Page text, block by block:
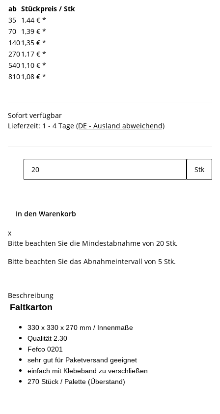
ab Stückpreis / Stk
35 1,44 € *
70 1,39 € *
1401,35 € *
2701,17 € *
5401,10 € *
8101,08 € *
Sofort verfügbar
Lieferzeit: 1 - 4 Tage (DE - Ausland abweichend)
Stk
In den Warenkorb
x
Bitte beachten Sie die Mindestabnahme von 20 Stk.
Bitte beachten Sie das Abnahmeintervall von 5 Stk.
Beschreibung
Faltkarton
330 x 330 x 270 mm / Innenmaße
Qualität 2.30
Fefco 0201
sehr gut für Paketversand geeignet
einfach mit Klebeband zu verschließen
270 Stück / Palette (Überstand)